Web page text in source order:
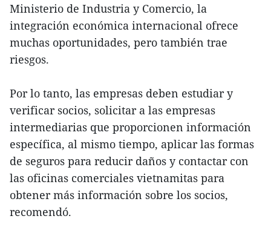
Ministerio de Industria y Comercio, la
integración económica internacional ofrece
muchas oportunidades, pero también trae
riesgos.
Por lo tanto, las empresas deben estudiar y
verificar socios, solicitar a las empresas
intermediarias que proporcionen información
específica, al mismo tiempo, aplicar las formas
de seguros para reducir daños y contactar con
las oficinas comerciales vietnamitas para
obtener más información sobre los socios,
recomendó.